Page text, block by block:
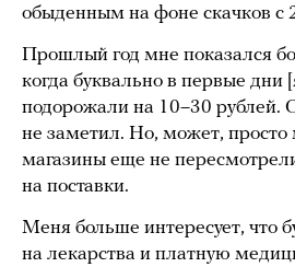
обыденным на фоне скачков с
Прошлый год мне показался
когда буквально в первые дни
подорожали на 10–30 рублей.
не заметил. Но, может, просто
магазины еще не
на поставки.
Меня больше интересует, что
на лекарства и платную